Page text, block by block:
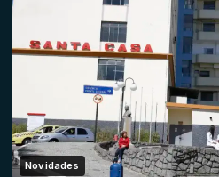
Novidades